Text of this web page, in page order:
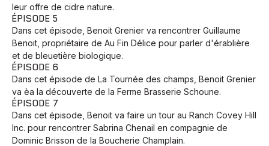
leur offre de cidre nature.
ÉPISODE 5
Dans cet épisode, Benoit Grenier va rencontrer Guillaume
Benoit, propriétaire de Au Fin Délice pour parler d'érablière
et de bleuetière biologique.
ÉPISODE 6
Dans cet épisode de La Tournée des champs, Benoit Grenier
va èa la découverte de la Ferme Brasserie Schoune.
ÉPISODE 7
Dans cet épisode, Benoit va faire un tour au Ranch Covey Hill
Inc. pour rencontrer Sabrina Chenail en compagnie de
Dominic Brisson de la Boucherie Champlain.